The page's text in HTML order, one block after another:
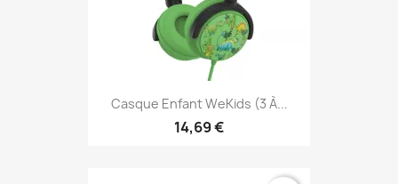
Casque Enfant WeKids (3 À...
14,69 €